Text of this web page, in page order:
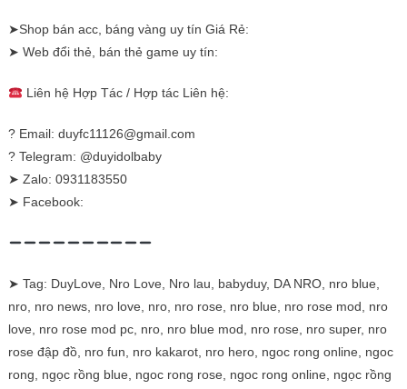
➤Shop bán acc, báng vàng uy tín Giá Rẻ:
➤ Web đổi thẻ, bán thẻ game uy tín:
Liên hệ Hợp Tác / Hợp tác Liên hệ:
? Email: duyfc11126@gmail.com
? Telegram: @duyidolbaby
➤ Zalo: 0931183550
➤ Facebook:
➤ Tag: DuyLove, Nro Love, Nro lau, babyduy, DA NRO, nro blue,
nro, nro news, nro love, nro, nro rose, nro blue, nro rose mod, nro
love, nro rose mod pc, nro, nro blue mod, nro rose, nro super, nro
rose đập đồ, nro fun, nro kakarot, nro hero, ngoc rong online, ngoc
rong, ngọc rồng blue, ngoc rong rose, ngoc rong online, ngọc rồng